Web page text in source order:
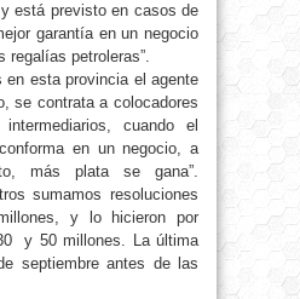
está previsto en casos de
garantía en un negocio
regalías petroleras”.
en esta provincia el agente
se contrata a colocadores
cuando el
en un negocio, a
más plata se gana”.
sumamos resoluciones
y lo hicieron por
y 50 millones. La última
septiembre antes de las